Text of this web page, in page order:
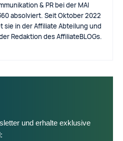
& PR bei der MAI
absolviert. Seit Oktober 2022
sie in der Affiliate Abteilung und
Redaktion des AffiliateBLOGs.
und erhalte exklusive